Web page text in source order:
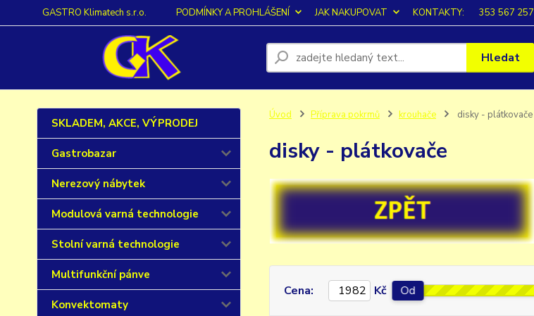
GASTRO Klimatech s.r.o. PODMÍNKY A PROHLÁŠENÍ JAK NAKUPOVAT KONTAKTY: 353 567 257
Hledat
SKLADEM, AKCE, VÝPRODEJ
Gastrobazar
Nerezový nábytek
Modulová varná technologie
Stolní varná technologie
Multifunkční pánve
Konvektomaty
Úvod Příprava pokrmů krouhače disky - plátkovače
disky - plátkovače
Cena: Kč Od